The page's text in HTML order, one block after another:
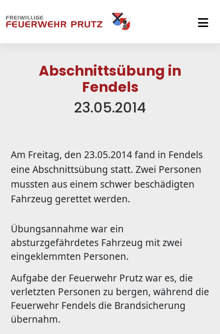
Abschnittsübung in
Fendels
23.05.2014
Am Freitag, den 23.05.2014 fand in Fendels
eine Abschnittsübung statt. Zwei Personen
mussten aus einem schwer beschädigten
Fahrzeug gerettet werden.
Übungsannahme war ein
absturzgefährdetes Fahrzeug mit zwei
eingeklemmten Personen.
Aufgabe der Feuerwehr Prutz war es, die
verletzten Personen zu bergen, während die
Feuerwehr Fendels die Brandsicherung
übernahm.